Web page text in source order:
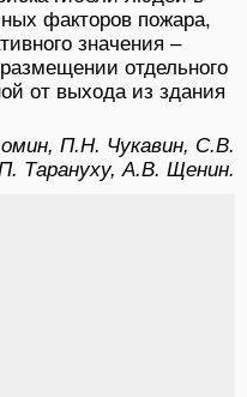
факторов пожара,
значения –
отдельного
от выхода из здания
П.Н. Чукавин, С.В.
Тарануху, А.В. Щенин.